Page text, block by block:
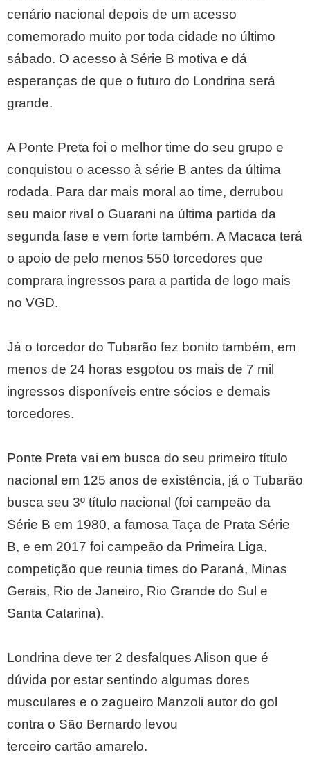
cenário nacional depois de um acesso
comemorado muito por toda cidade no último
sábado. O acesso à Série B motiva e dá
esperanças de que o futuro do Londrina será
grande.
A Ponte Preta foi o melhor time do seu grupo e
conquistou o acesso à série B antes da última
rodada. Para dar mais moral ao time, derrubou
seu maior rival o Guarani na última partida da
segunda fase e vem forte também. A Macaca terá
o apoio de pelo menos 550 torcedores que
comprara ingressos para a partida de logo mais
no VGD.
Já o torcedor do Tubarão fez bonito também, em
menos de 24 horas esgotou os mais de 7 mil
ingressos disponíveis entre sócios e demais
torcedores.
Ponte Preta vai em busca do seu primeiro título
nacional em 125 anos de existência, já o Tubarão
busca seu 3º título nacional (foi campeão da
Série B em 1980, a famosa Taça de Prata Série
B, e em 2017 foi campeão da Primeira Liga,
competição que reunia times do Paraná, Minas
Gerais, Rio de Janeiro, Rio Grande do Sul e
Santa Catarina).
Londrina deve ter 2 desfalques Alison que é
dúvida por estar sentindo algumas dores
musculares e o zagueiro Manzoli autor do gol
contra o São Bernardo levou
terceiro cartão amarelo.